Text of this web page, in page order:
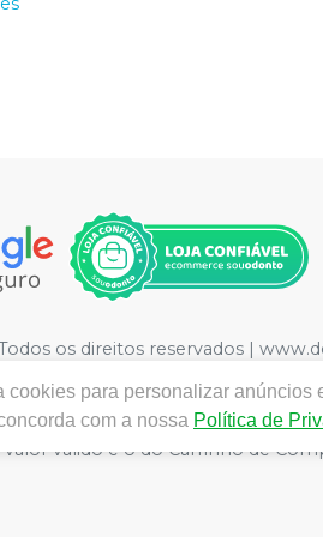
os direitos reservados |
0001-20 | Rua Floriano
especial :1.21736-3
Política de Privacidade e
válido é o do Carrinho de
cookies para personalizar anúncios
com a nossa Política de